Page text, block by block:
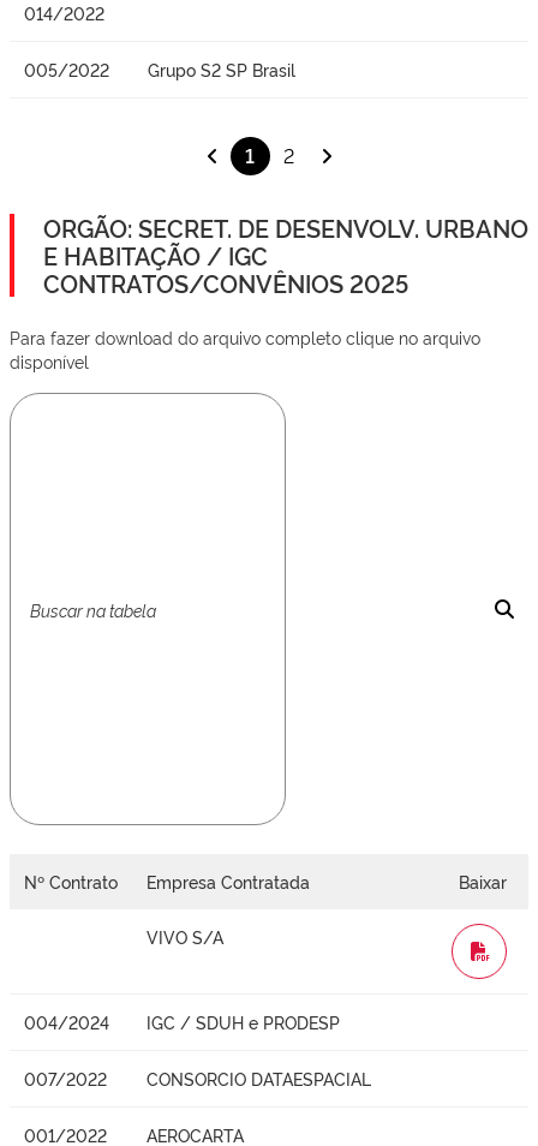
014/2022
005/2022 Grupo S2 SP Brasil
1 2
ORGÃO: SECRET. DE DESENVOLV. URBANO
E HABITAÇÃO / IGC
CONTRATOS/CONVÊNIOS 2025
Para fazer download do arquivo completo clique no arquivo
disponível
Nº Contrato Empresa Contratada Baixar
VIVO S/A
WORD
004/2024 IGC / SDUH e PRODESP
007/2022 CONSORCIO DATAESPACIAL
001/2022 AEROCARTA